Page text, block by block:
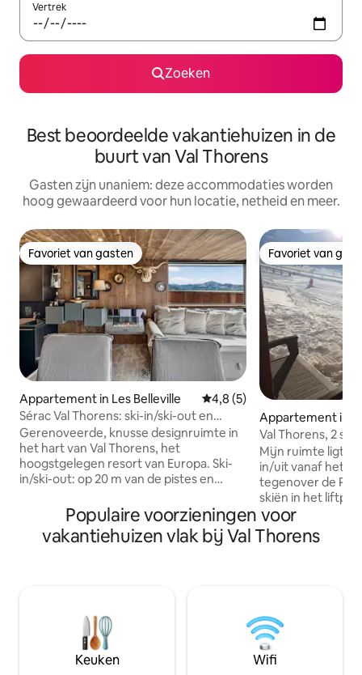
Vertrek
Zoeken
Best beoordeelde vakantiehuizen in de
buurt van Val Thorens
Gasten zijn unaniem: deze accommodaties worden
hoog gewaardeerd voor hun locatie, netheid en meer.
Favoriet van gasten
Favoriet van gasten
Appartement in Les Belleville Gemiddelde beoordeling
4,8 (5)
Sérac Val Thorens: ski-in/ski-out en
uitzicht
Gerenoveerde, knusse designruimte in
het hart van Val Thorens, het
hoogstgelegen resort van Europa. Ski-
in/ski-out: op 20 m van de pistes en
aan aan de voet van het gebouw en
keert terug met je ski's aan je voeten.
Op de 10e verdieping zonder gebouw
keuken, 4 slaapplaatsen, skiberging,
beddengoed aanwezig. Skischool op 400
m afstand en skipas op 50 m afstand,
winkels op 200 m afstand. Ideaal voor
Favoriet van
Favoriet van
Appartement in
s, Saint-Martin-
Val Thorens, 2
badkamers, ski-
Mijn ruimte ligt
in/uit vanaf het
tegenover de
skiën in het
gerenoveerd tot
het appartement
de geweldige
lopen naar het
selectie aan bars
huis is goed voor
Populaire voorzieningen voor
vakantiehuizen vlak bij Val Thorens
Keuken Wifi